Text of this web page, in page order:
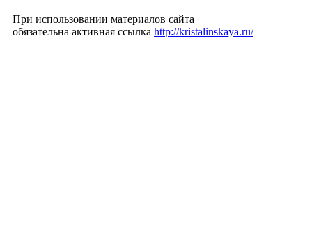
При использовании материалов сайта
обязательна активная ссылка http://kristalinskaya.ru/